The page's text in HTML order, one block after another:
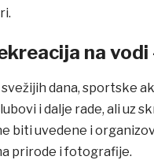
na
dana, sportske
i dalje rade, ali uz
biti uvedene i
prirode i fotografije.